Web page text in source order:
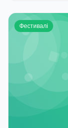
Фестивалі